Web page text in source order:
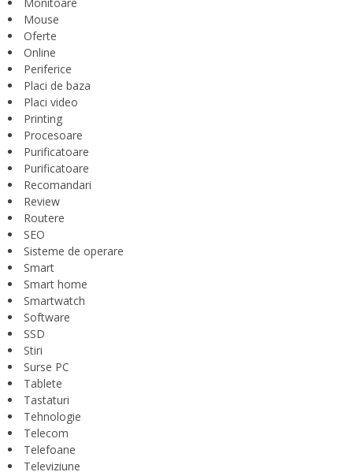
Monitoare
Mouse
Oferte
Online
Periferice
Placi de baza
Placi video
Printing
Procesoare
Purificatoare
Purificatoare
Recomandari
Review
Routere
SEO
Sisteme de operare
Smart
Smart home
Smartwatch
Software
SSD
Stiri
Surse PC
Tablete
Tastaturi
Tehnologie
Telecom
Telefoane
Televiziune